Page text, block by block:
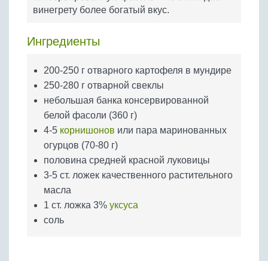
Бобовые
Крупы
винегрету более богатый вкус.
Ингредиенты
200-250 г отварного картофеля в мундире
250-280 г отварной свеклы
небольшая банка консервированной
белой фасоли (360 г)
4-5 корнишонов или пара маринованных
огурцов (70-80 г)
половина средней красной луковицы
3-5 ст. ложек качественного растительного
масла
1 ст. ложка 3% уксуса
соль